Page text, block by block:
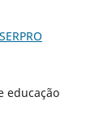
educação